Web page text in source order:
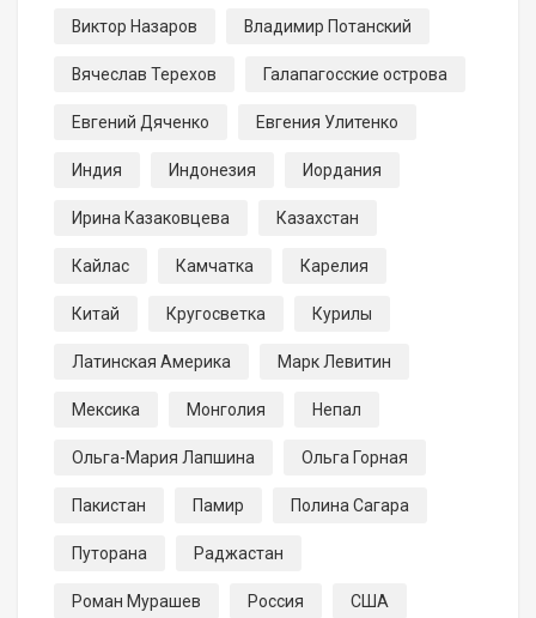
Виктор Назаров Владимир Потанский
Вячеслав Терехов Галапагосские острова
Евгений Дяченко Евгения Улитенко
Индия Индонезия Иордания
Ирина Казаковцева Казахстан
Кайлас Камчатка Карелия
Китай Кругосветка Курилы
Латинская Америка Марк Левитин
Мексика Монголия Непал
Ольга-Мария Лапшина Ольга Горная
Пакистан Памир Полина Сагара
Путорана Раджастан
Роман Мурашев Россия США